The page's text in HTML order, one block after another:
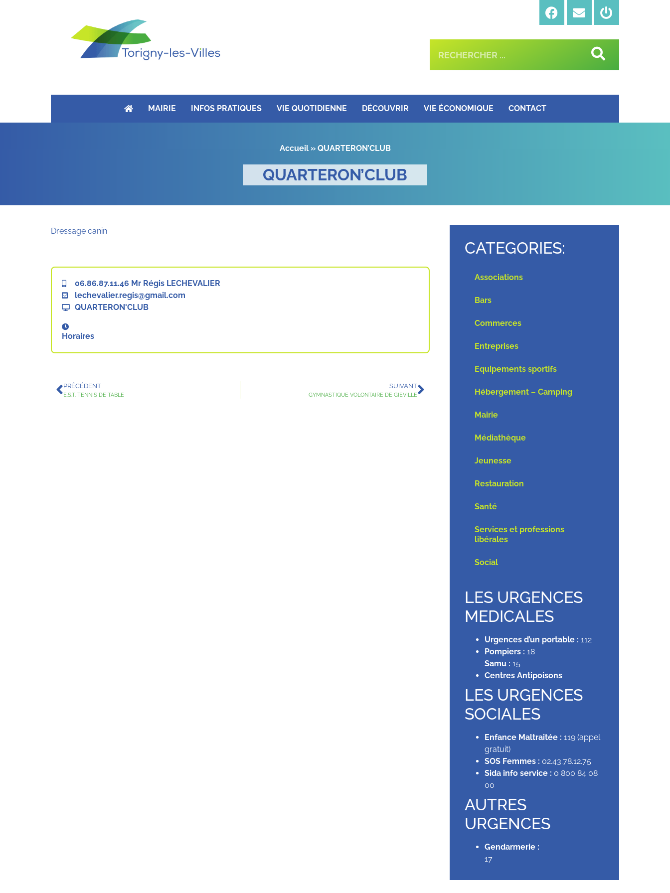
MAIRIE INFOS PRATIQUES VIE QUOTIDIENNE DÉCOUVRIR VIE ÉCONOMIQUE CONTACT
Accueil» QUARTERON’CLUB
QUARTERON’CLUB
Dressage canin
06.86.87.11.46 Mr Régis LECHEVALIER
lechevalier.regis@gmail.com
QUARTERON'CLUB
Horaires
PRÉCÉDENT
E.S.T. TENNIS DE TABLE
SUIVANT
GYMNASTIQUE VOLONTAIRE DE GIEVILLE
CATEGORIES:
Associations
Bars
Commerces
Entreprises
Equipements sportifs
Hébergement – Camping
Mairie
Médiathèque
Jeunesse
Restauration
Santé
Services et professions
libérales
Social
LES URGENCES
MEDICALES
Urgences d’un portable : 112
Pompiers : 18
Samu : 15
Centres Antipoisons
LES URGENCES
SOCIALES
Enfance Maltraitée : 119 (appel
gratuit)
SOS Femmes : 02.43.78.12.75
Sida info service : 0 800 84 08
00
AUTRES
URGENCES
Gendarmerie :
17